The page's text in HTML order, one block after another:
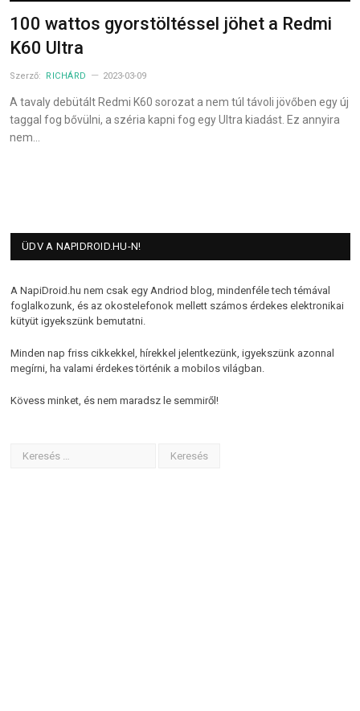
100 wattos gyorstöltéssel jöhet a Redmi
K60 Ultra
Szerző: RICHÁRD 2023-03-09
A tavaly debütált Redmi K60 sorozat a nem túl távoli jövőben egy új
taggal fog bővülni, a széria kapni fog egy Ultra kiadást. Ez annyira
nem…
ÜDV A NAPIDROID.HU-N!
A NapiDroid.hu nem csak egy Andriod blog, mindenféle tech témával
foglalkozunk, és az okostelefonok mellett számos érdekes elektronikai
kütyüt igyekszünk bemutatni.
Minden nap friss cikkekkel, hírekkel jelentkezünk, igyekszünk azonnal
megírni, ha valami érdekes történik a mobilos világban.
Kövess minket, és nem maradsz le semmiről!